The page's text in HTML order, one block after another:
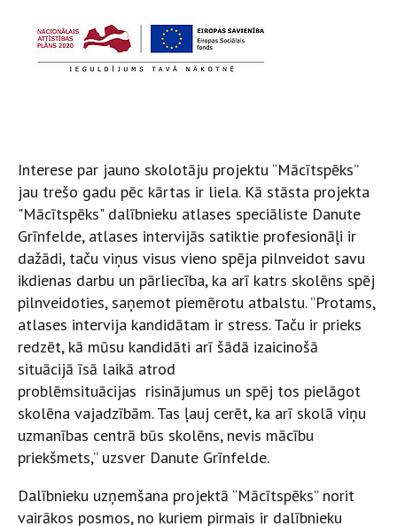
Interese par jauno skolotāju projektu “Mācītspēks”
jau trešo gadu pēc kārtas ir liela. Kā stāsta projekta
"Mācītspēks" dalībnieku atlases speciāliste Danute
Grīnfelde, atlases intervijās satiktie profesionāļi ir
dažādi, taču viņus visus vieno spēja pilnveidot savu
ikdienas darbu un pārliecība, ka arī katrs skolēns spēj
pilnveidoties, saņemot piemērotu atbalstu. ”Protams,
atlases intervija kandidātam ir stress. Taču ir prieks
redzēt, kā mūsu kandidāti arī šādā izaicinošā
situācijā īsā laikā atrod
problēmsituācijas risinājumus un spēj tos pielāgot
skolēna vajadzībām. Tas ļauj cerēt, ka arī skolā viņu
uzmanības centrā būs skolēns, nevis mācību
priekšmets,” uzsver Danute Grīnfelde.
Dalībnieku uzņemšana projektā “Mācītspēks” norit
vairākos posmos, no kuriem pirmais ir dalībnieku